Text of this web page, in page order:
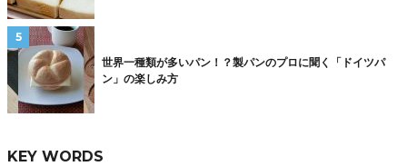
世界一種類が多いパン！？製パンのプロに聞く「ドイツパ
ン」の楽しみ方
KEY WORDS